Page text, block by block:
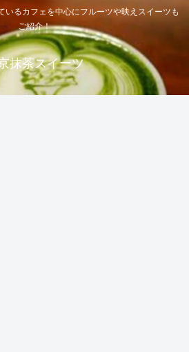
いるカフェを中心にフルーツや映えスイーツも
ご紹介！
抹茶スイーツ